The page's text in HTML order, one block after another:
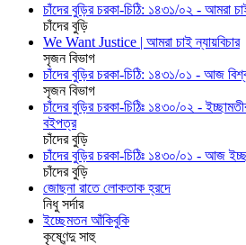
চাঁদের বুড়ির চরকা-চিঠি: ১৪৩১/০২ - আমরা
চাঁদের বুড়ি
We Want Justice | আমরা চাই ন্যায়বিচার
সৃজন বিভাগ
চাঁদের বুড়ির চরকা-চিঠি: ১৪৩১/০১ - আজ
সৃজন বিভাগ
চাঁদের বুড়ির চরকা-চিঠিঃ ১৪৩০/০২ -
বইপত্র
চাঁদের বুড়ি
চাঁদের বুড়ির চরকা-চিঠিঃ ১৪৩০/০১ - আজ
চাঁদের বুড়ি
জোছনা রাতে লোকতাক হ্রদে
নিধু সর্দার
ইচ্ছেমতন আঁকিবুকি
কৃষ্ণেন্দু সাহু